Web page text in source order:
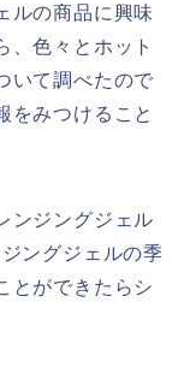
ルの商品に興味
、色々とホット
いて調べたので
をみつけること
ンジングジェル
ングジェルの季
とができたらシ